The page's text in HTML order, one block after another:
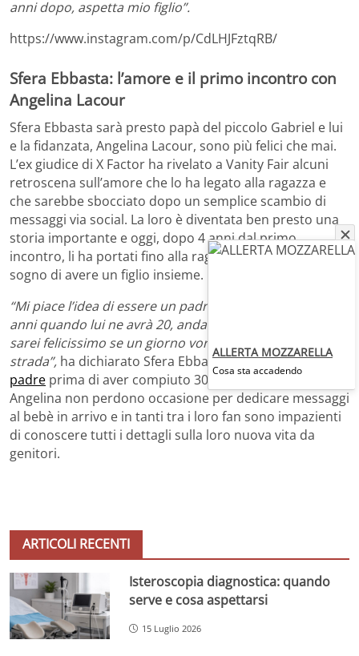
anni dopo, aspetta mio figlio”.
https://www.instagram.com/p/CdLHJFztqRB/
Sfera Ebbasta: l’amore e il primo incontro con
Angelina Lacour
Sfera Ebbasta sarà presto papà del piccolo Gabriel e lui
e la fidanzata, Angelina Lacour, sono più felici che mai.
L’ex giudice di X Factor ha rivelato a Vanity Fair alcuni
retroscena sull’amore che lo ha legato alla ragazza e
che sarebbe sbocciato dopo un semplice scambio di
messaggi via social. La loro è diventata ben presto una
storia importante e oggi, dopo 4 anni dal primo
incontro, li ha portati fino alla raggiungimento del
sogno di avere un figlio insieme.
“Mi piace l’idea di essere un padre giovane, avere 50
anni quando lui ne avrà 20, andare insieme a Miami. E
sarei felicissimo se un giorno vorrà prendere la mia
strada”, ha dichiarato Sfera Ebbasta, che diventerà
padre prima di aver compiuto 30 anni. Sui social lui e
Angelina non perdono occasione per dedicare messaggi
al bebè in arrivo e in tanti tra i loro fan sono impazienti
di conoscere tutti i dettagli sulla loro nuova vita da
genitori.
ARTICOLI RECENTI
Isteroscopia diagnostica: quando
serve e cosa aspettarsi
15 Luglio 2026
ALLERTA MOZZARELLA
Cosa sta accadendo